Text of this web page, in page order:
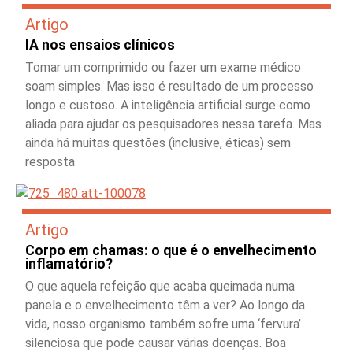
Artigo
IA nos ensaios clínicos
Tomar um comprimido ou fazer um exame médico
soam simples. Mas isso é resultado de um processo
longo e custoso. A inteligência artificial surge como
aliada para ajudar os pesquisadores nessa tarefa. Mas
ainda há muitas questões (inclusive, éticas) sem
resposta
Artigo
Corpo em chamas: o que é o envelhecimento
inflamatório?
O que aquela refeição que acaba queimada numa
panela e o envelhecimento têm a ver? Ao longo da
vida, nosso organismo também sofre uma ‘fervura’
silenciosa que pode causar várias doenças. Boa